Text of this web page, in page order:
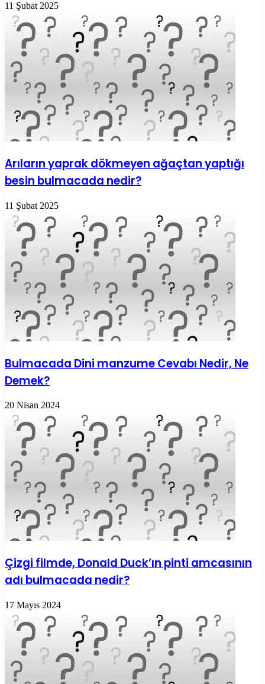
11 Şubat 2025
Arıların yaprak dökmeyen ağaçtan yaptığı
besin bulmacada nedir?
11 Şubat 2025
Bulmacada Dini manzume Cevabı Nedir, Ne
Demek?
20 Nisan 2024
Çizgi filmde, Donald Duck’ın pinti amcasının
adı bulmacada nedir?
17 Mayıs 2024